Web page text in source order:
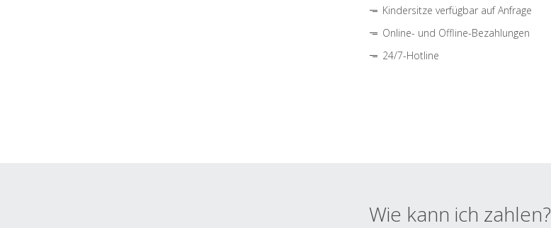
Kindersitze verfügbar auf Anfrage
Online- und Offline-Bezahlungen
24/7-Hotline
Wie kann ich zahlen?